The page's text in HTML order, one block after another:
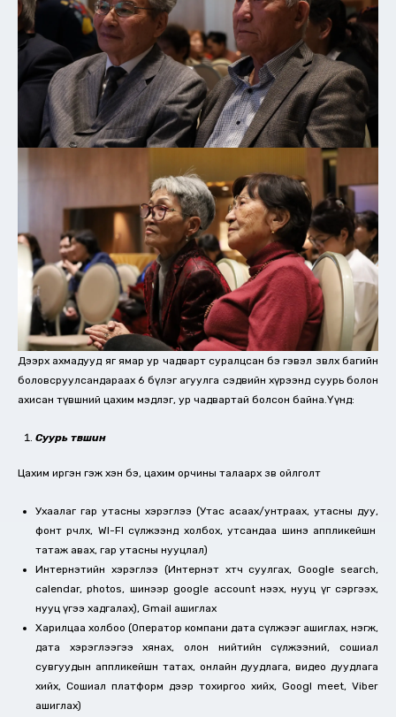
Дээрх ахмадууд яг ямар ур чадварт суралцсан бэ гэвэл зөвлөх багийн
боловсруулсандараах 6 бүлэг агуулга сэдвийн хүрээнд суурь болон
ахисан түвшний цахим мэдлэг, ур чадвартай болсон байна.Үүнд:
Суурь түвшин
Цахим иргэн гэж хэн бэ, цахим орчины талаарх зөв ойлголт
Ухаалаг гар утасны хэрэглээ (Утас асаах/унтраах, утасны дуу,
фонт өөрчлөх, WI-FI сүлжээнд холбох, утсандаа шинэ аппликейшн
татаж авах, гар утасны нууцлал)
Интернэтийн хэрэглээ (Интернэт хөтөч суулгах, Google search,
calendar, photos, шинээр google account нээх, нууц үг сэргээх,
нууц үгээ хадгалах), Gmail ашиглах
Харилцаа холбоо (Оператор компани дата сүлжээг ашиглах, нэгж,
дата хэрэглээгээ хянах, олон нийтийн сүлжээний, сошиал
сувгуудын аппликейшн татах, онлайн дуудлага, видео дуудлага
хийх, Сошиал платформ дээр тохиргоо хийх, Googl meet, Viber
ашиглах)